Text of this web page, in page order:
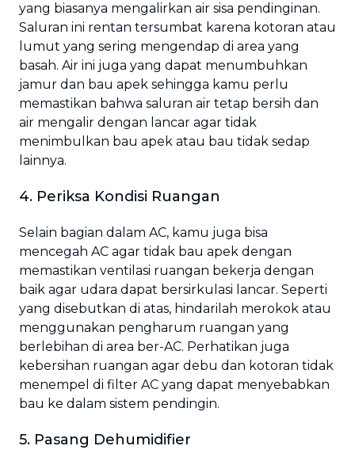
yang biasanya mengalirkan air sisa pendinginan.
Saluran ini rentan tersumbat karena kotoran atau
lumut yang sering mengendap di area yang
basah. Air ini juga yang dapat menumbuhkan
jamur dan bau apek sehingga kamu perlu
memastikan bahwa saluran air tetap bersih dan
air mengalir dengan lancar agar tidak
menimbulkan bau apek atau bau tidak sedap
lainnya.
4. Periksa Kondisi Ruangan
Selain bagian dalam AC, kamu juga bisa
mencegah AC agar tidak bau apek dengan
memastikan ventilasi ruangan bekerja dengan
baik agar udara dapat bersirkulasi lancar. Seperti
yang disebutkan di atas, hindarilah merokok atau
menggunakan pengharum ruangan yang
berlebihan di area ber-AC. Perhatikan juga
kebersihan ruangan agar debu dan kotoran tidak
menempel di filter AC yang dapat menyebabkan
bau ke dalam sistem pendingin.
5. Pasang Dehumidifier